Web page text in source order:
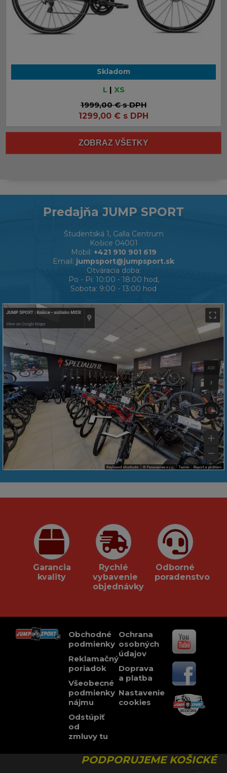
Skladom
L| XS
1999,00 €s DPH
1299,00 € s DPH
Predajňa JUMP SPORT
Študentská 1, Galla Centrum
Košice 04001
Mobil: +421 910 901 619
Email: jumpsport@jumpsport.sk
Otváracia doba:
Po - Pi: 10:00 - 18:00 hod,
Sobota: 9:00 - 13:00 hod
Garancia
kvality
Rychlé
vybavenie
objednávky
Odborné
poradenstvo
Obchodné
podmienky
Reklamačný
poriadok
Všeobecné
podmienky
nájmu
Odstúpiť
od
zmluvy tu
Ochrana
osobných
údajov
Doprava
a platba
Nastavenie
cookies
PODPORUJEME KOŠICKÉ